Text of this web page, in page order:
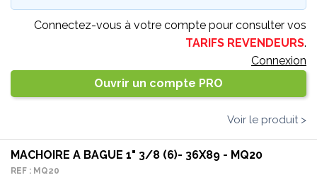
Connectez-vous à votre compte pour consulter vos
TARIFS REVENDEURS.
Connexion
Ouvrir un compte PRO
Voir le produit >
MACHOIRE A BAGUE 1" 3/8 (6)- 36X89 - MQ20
REF : MQ20